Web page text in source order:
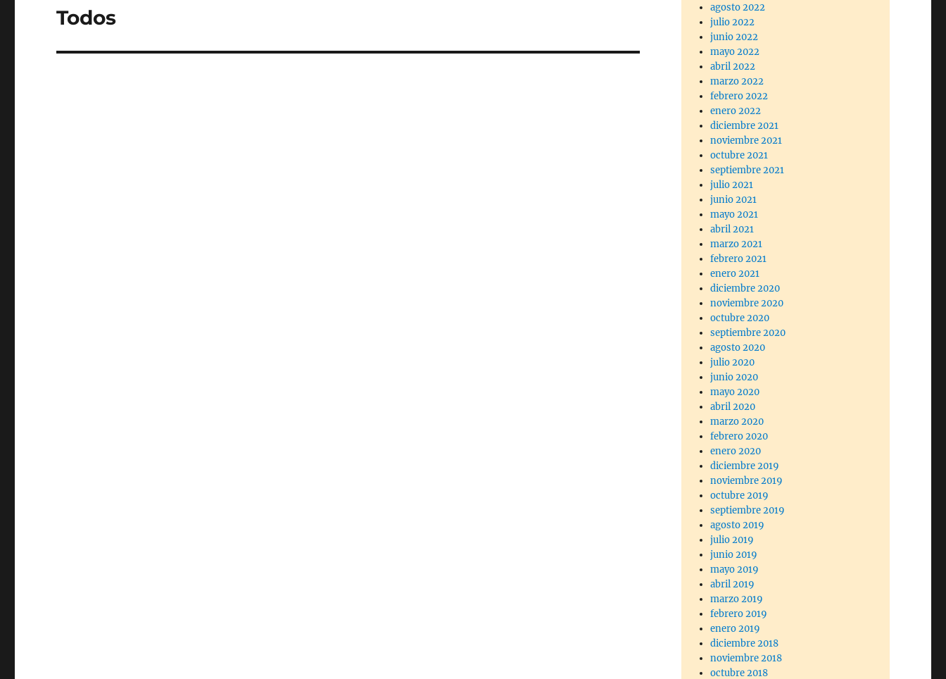
Entrada
Todos
agosto 2022
julio 2022
junio 2022
mayo 2022
abril 2022
marzo 2022
febrero 2022
enero 2022
diciembre 2021
noviembre 2021
octubre 2021
septiembre 2021
julio 2021
junio 2021
mayo 2021
abril 2021
marzo 2021
febrero 2021
enero 2021
diciembre 2020
noviembre 2020
octubre 2020
septiembre 2020
agosto 2020
julio 2020
junio 2020
mayo 2020
abril 2020
marzo 2020
febrero 2020
enero 2020
diciembre 2019
noviembre 2019
octubre 2019
septiembre 2019
agosto 2019
julio 2019
junio 2019
mayo 2019
abril 2019
marzo 2019
febrero 2019
enero 2019
diciembre 2018
noviembre 2018
octubre 2018